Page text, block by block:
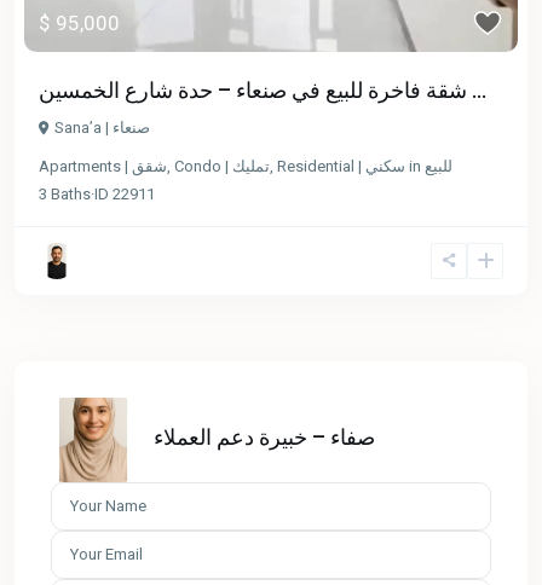
$ 95,000
شقة فاخرة للبيع في صنعاء – حدة شارع الخمسين ...
Sana’a | صنعاء
Apartments | شقق Condo | تمليك Residential | سكني in للبيع
3 Baths·ID 22911
صفاء – خبيرة دعم العملاء